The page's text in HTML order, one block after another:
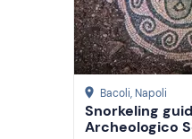
Bacoli, Napoli
Snorkeling
Archeologico